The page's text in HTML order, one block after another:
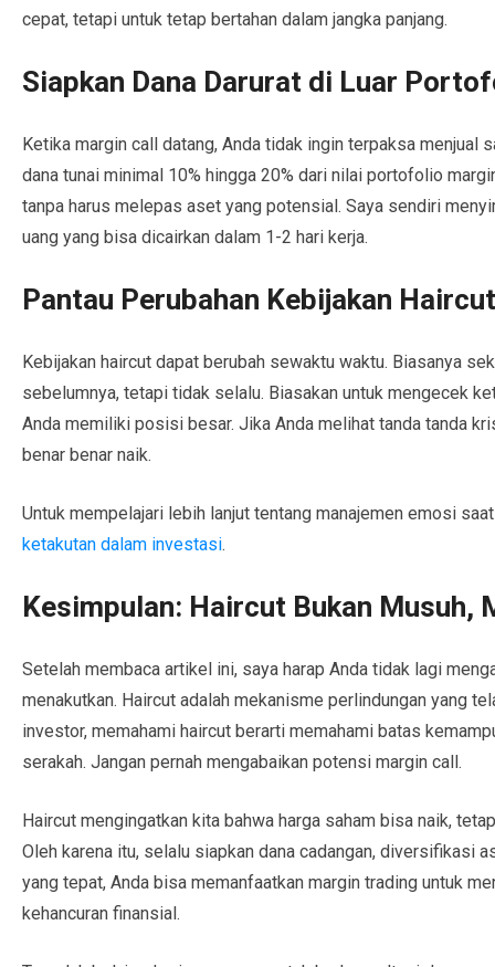
cepat, tetapi untuk tetap bertahan dalam jangka panjang.
Siapkan Dana Darurat di Luar
Ketika margin call datang, Anda tidak ingin terpaksa menjual
dana tunai minimal 10% hingga 20% dari nilai portofolio
tanpa harus melepas aset yang potensial. Saya sendiri
uang yang bisa dicairkan dalam 1-2 hari kerja.
Pantau Perubahan Kebijakan
Kebijakan haircut dapat berubah sewaktu waktu. Biasanya
sebelumnya, tetapi tidak selalu. Biasakan untuk mengecek
Anda memiliki posisi besar. Jika Anda melihat tanda tanda
benar benar naik.
Untuk mempelajari lebih lanjut tentang manajemen emosi
ketakutan dalam investasi.
Kesimpulan: Haircut Bukan Musuh,
Setelah membaca artikel ini, saya harap Anda tidak lagi
menakutkan. Haircut adalah mekanisme perlindungan yang
investor, memahami haircut berarti memahami batas
serakah. Jangan pernah mengabaikan potensi margin call.
Haircut mengingatkan kita bahwa harga saham bisa naik,
Oleh karena itu, selalu siapkan dana cadangan, diversifikasi
yang tepat, Anda bisa memanfaatkan margin trading untuk
kehancuran finansial.